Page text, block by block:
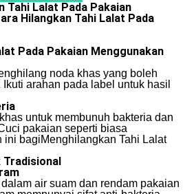
Tahi Lalat Pada Pakaian
Hilangkan Tahi Lalat Pada
Pada Pakaian Menggunakan
noda khas yang boleh
arahan pada label untuk hasil
untuk membunuh bakteria dan
pakaian seperti biasa
ini bagiMenghilangkan Tahi Lalat
Tradisional
air suam dan rendam pakaian